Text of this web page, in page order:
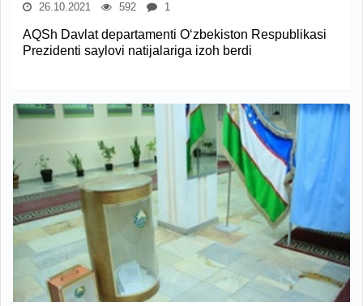
26.10.2021 592 1
AQSh Davlat departamenti O‘zbekiston Respublikasi
Prezidenti saylovi natijalariga izoh berdi